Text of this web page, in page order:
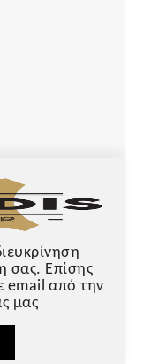
σας. Επίσης
email από την
μας